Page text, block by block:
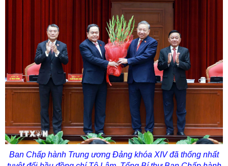
Ban Chấp hành Trung ương Đảng khóa XIV đã thống nhất